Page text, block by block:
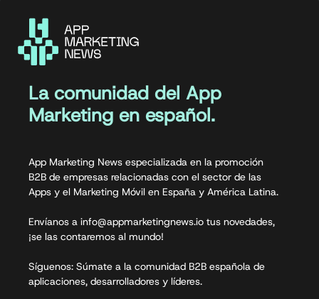
La comunidad del App
Marketing en español.
App Marketing News especializada en la promoción
B2B de empresas relacionadas con el sector de las
Apps y el Marketing Móvil en España y América Latina.
Envíanos a info@appmarketingnews.io tus novedades,
¡se las contaremos al mundo!
Síguenos: Súmate a la comunidad B2B española de
aplicaciones, desarrolladores y líderes.